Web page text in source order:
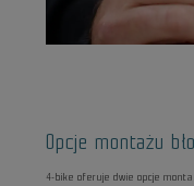
Opcje montażu
4-bike oferuje dwie opcje